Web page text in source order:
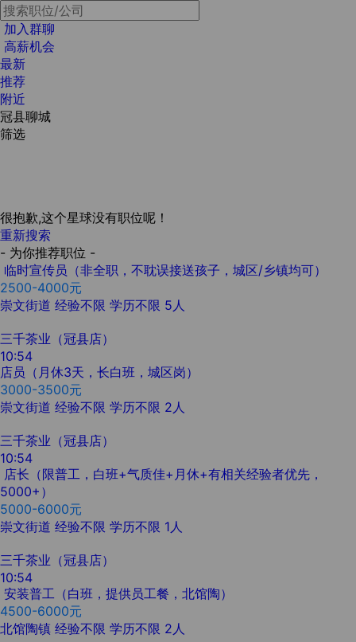
加入群聊
高薪机会
最新
推荐
附近
冠县聊城
筛选
很抱歉,这个星球没有职位呢！
重新搜索
- 为你推荐职位 -
临时宣传员（非全职，不耽误接送孩子，城区/乡镇均可）
2500-4000元
崇文街道 经验不限 学历不限 5人
三千茶业（冠县店）
10:54
店员（月休3天，长白班，城区岗）
3000-3500元
崇文街道 经验不限 学历不限 2人
三千茶业（冠县店）
10:54
店长（限普工，白班+气质佳+月休+有相关经验者优先，
5000+）
5000-6000元
崇文街道 经验不限 学历不限 1人
三千茶业（冠县店）
10:54
安装普工（白班，提供员工餐，北馆陶）
4500-6000元
北馆陶镇 经验不限 学历不限 2人